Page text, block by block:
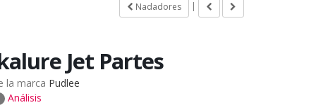
Nadadores |
Jet Partes
la marca Pudlee
Análisis